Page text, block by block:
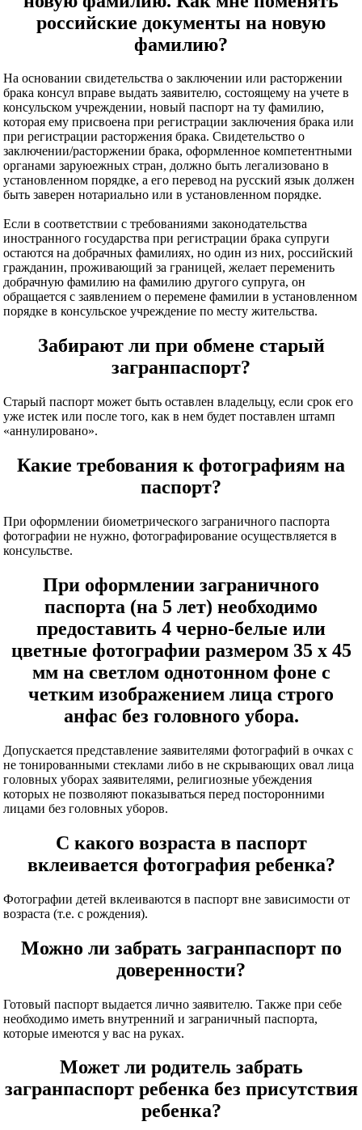
российские документы на новую
фамилию?
На основании свидетельства о заключении или расторжении
брака консул вправе выдать заявителю, состоящему на учете в
консульском учреждении, новый паспорт на ту фамилию,
которая ему присвоена при регистрации заключения брака или
при регистрации расторжения брака. Свидетельство о
заключении/расторжении брака, оформленное компетентными
органами заруюежных стран, должно быть легализовано в
установленном порядке, а его перевод на русский язык должен
быть заверен нотариально или в установленном порядке.
Если в соответствии с требованиями законодательства
иностранного государства при регистрации брака супруги
остаются на добрачных фамилиях, но один из них, российский
гражданин, проживающий за границей, желает переменить
добрачную фамилию на фамилию другого супруга, он
обращается с заявлением о перемене фамилии в установленном
порядке в консульское учреждение по месту жительства.
Забирают ли при обмене старый
загранпаспорт?
Старый паспорт может быть оставлен владельцу, если срок его
уже истек или после того, как в нем будет поставлен штамп
«аннулировано».
Какие требования к фотографиям на
паспорт?
При оформлении биометрического заграничного паспорта
фотографии не нужно, фотографирование осуществляется в
консульстве.
При оформлении заграничного
паспорта (на 5 лет) необходимо
предоставить 4 черно-белые или
цветные фотографии размером 35 x 45
мм на светлом однотонном фоне с
четким изображением лица строго
анфас без головного убора.
Допускается представление заявителями фотографий в очках с
не тонированными стеклами либо в не скрывающих овал лица
головных уборах заявителями, религиозные убеждения
которых не позволяют показываться перед посторонними
лицами без головных уборов.
С какого возраста в паспорт
вклеивается фотография ребенка?
Фотографии детей вклеиваются в паспорт вне зависимости от
возраста (т.е. с рождения).
Можно ли забрать загранпаспорт по
доверенности?
Готовый паспорт выдается лично заявителю. Также при себе
необходимо иметь внутренний и заграничный паспорта,
которые имеются у вас на руках.
Может ли родитель забрать
загранпаспорт ребенка без присутствия
ребенка?